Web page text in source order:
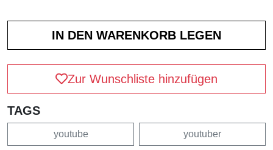
Zur Wunschliste hinzufügen
TAGS
youtube youtuber